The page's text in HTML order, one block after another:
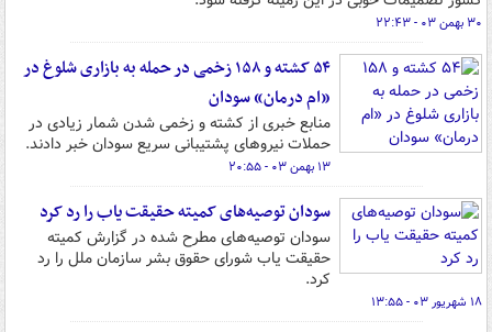
۳۰ بهمن ۰۳ - ۲۲:۴۳
۵۴ کشته و ۱۵۸ زخمی در حمله به بازاری شلوغ در
«ام درمان» سودان
منابع خبری از کشته و زخمی شدن شمار زیادی در
حملات نیروهای پشتیبانی سریع سودان خبر دادند.
۱۳ بهمن ۰۳ - ۲۰:۵۵
سودان توصیه‌های کمیته حقیقت یاب را رد کرد
سودان توصیه‌های مطرح شده در گزارش کمیته
حقیقت یاب شورای حقوق بشر سازمان ملل را رد
کرد.
۱۸ شهریور ۰۳ - ۱۳:۵۵